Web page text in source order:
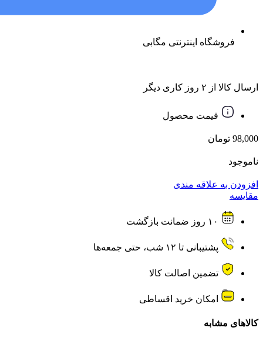
فروشگاه اینترنتی مگابی
ارسال کالا از ۲ روز کاری دیگر
قیمت محصول
98,000 تومان
ناموجود
افزودن به علاقه مندی
مقایسه
۱۰ روز ضمانت بازگشت
پشتیبانی تا ۱۲ شب، حتی جمعه‌ها
تضمین اصالت کالا
امکان خرید اقساطی
کالاهای مشابه